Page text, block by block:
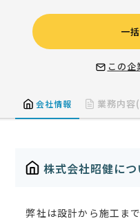
一
この企
会社情報 業務内容
株式会社昭健につ
弊社は設計から施工ま